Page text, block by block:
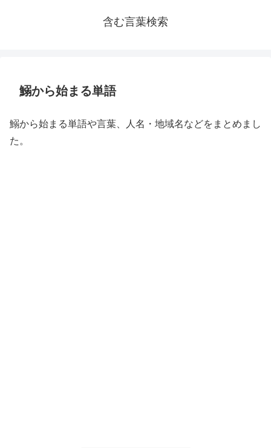
含む言葉検索
鰯から始まる単語
鰯から始まる単語や言葉、人名・地域名などをまとめまし
た。